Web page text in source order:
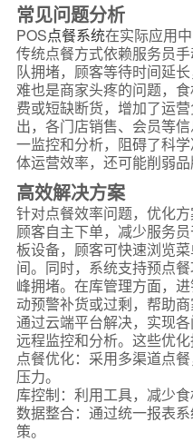
常见问题分析
POS点餐系统在实际应用
传统点餐方式依赖服务员
队拥堵，顾客等待时间延
难也是商家头疼的问题，
费或短缺断货，增加了运
出，各门店销售、会员等
一监控和分析，阻碍了科
体运营效率，还可能削弱品
高效解决方案
针对点餐效率问题，优化
顾客自主下单，减少服务
板设备，顾客可快速浏览
间。同时，系统支持预点
峰拥堵。在库管理方面，
动预警补货或过剩，帮助
通过云端平台解决，实现
远程监控和分析。这些优
点餐优化：采用多渠道点
压力。
库控制：利用工具，减少
数据整合：通过统一报表
策。